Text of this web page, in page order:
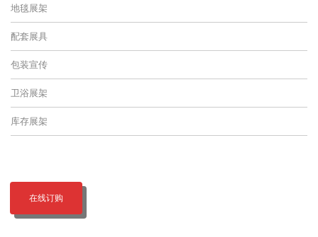
地毯展架
配套展具
包装宣传
卫浴展架
库存展架
在线订购